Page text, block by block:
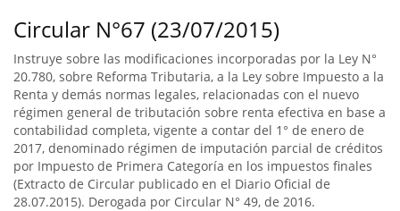
Circular N°67 (23/07/2015)
Instruye sobre las modificaciones incorporadas por la Ley N°
20.780, sobre Reforma Tributaria, a la Ley sobre Impuesto a la
Renta y demás normas legales, relacionadas con el nuevo
régimen general de tributación sobre renta efectiva en base a
contabilidad completa, vigente a contar del 1° de enero de
2017, denominado régimen de imputación parcial de créditos
por Impuesto de Primera Categoría en los impuestos finales
(Extracto de Circular publicado en el Diario Oficial de
28.07.2015). Derogada por Circular N° 49, de 2016.